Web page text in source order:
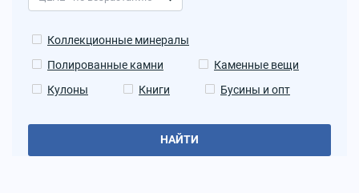
Коллекционные минералы
Полированные камни
Каменные вещи
Кулоны
Книги Бусины и опт
НАЙТИ